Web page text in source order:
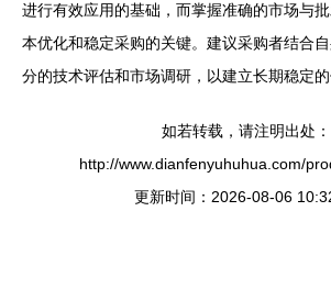
进行有效应用的基础，而掌握准确的市场与
本优化和稳定采购的关键。建议采购者结合
分的技术评估和市场调研，以建立长期稳定的
如若转载，请注明出处：
http://www.dianfenyuhuhua.com/
更新时间：2026-08-06